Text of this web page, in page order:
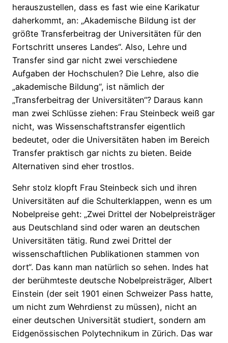
herauszustellen, dass es fast wie eine Karikatur
daherkommt, an: „Akademische Bildung ist der
größte Transferbeitrag der Universitäten für den
Fortschritt unseres Landes“. Also, Lehre und
Transfer sind gar nicht zwei verschiedene
Aufgaben der Hochschulen? Die Lehre, also die
„akademische Bildung“, ist nämlich der
„Transferbeitrag der Universitäten“? Daraus kann
man zwei Schlüsse ziehen: Frau Steinbeck weiß gar
nicht, was Wissenschaftstransfer eigentlich
bedeutet, oder die Universitäten haben im Bereich
Transfer praktisch gar nichts zu bieten. Beide
Alternativen sind eher trostlos.
Sehr stolz klopft Frau Steinbeck sich und ihren
Universitäten auf die Schulterklappen, wenn es um
Nobelpreise geht: „Zwei Drittel der Nobelpreisträger
aus Deutschland sind oder waren an deutschen
Universitäten tätig. Rund zwei Drittel der
wissenschaftlichen Publikationen stammen von
dort“. Das kann man natürlich so sehen. Indes hat
der berühmteste deutsche Nobelpreisträger, Albert
Einstein (der seit 1901 einen Schweizer Pass hatte,
um nicht zum Wehrdienst zu müssen), nicht an
einer deutschen Universität studiert, sondern am
Eidgenössischen Polytechnikum in Zürich. Das war